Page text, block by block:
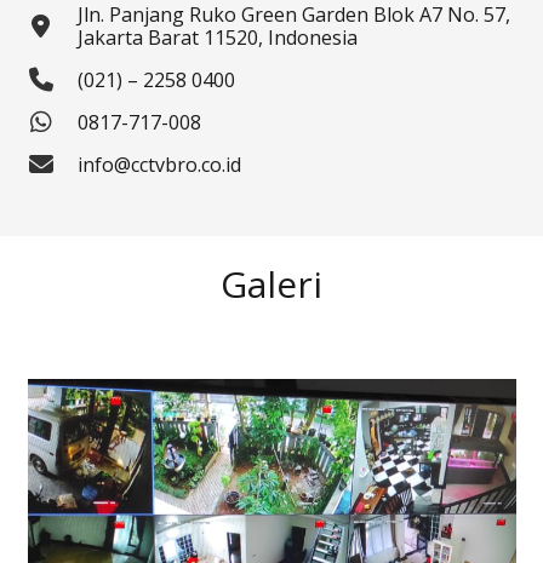
Jln. Panjang Ruko Green Garden Blok A7 No. 57,
Jakarta Barat 11520, Indonesia
(021) – 2258 0400
0817-717-008
info@cctvbro.co.id
Galeri